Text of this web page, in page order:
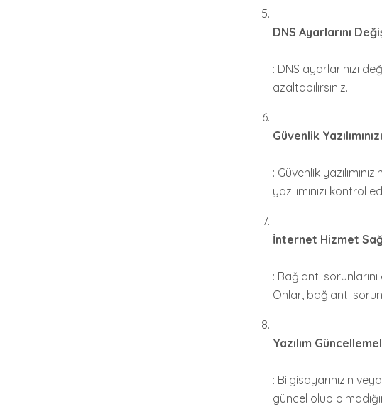
DNS Ayarlarını
: DNS ayarlarınızı
azaltabilirsiniz.
Güvenlik
: Güvenlik
yazılımınızı kontrol
İnternet Hizmet
: Bağlantı
Onlar, bağlantı
Yazılım
: Bilgisayarınızın
güncel olup